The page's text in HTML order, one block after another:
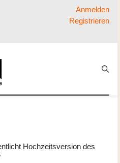
Anmelden
Registrieren
Hochzeitsversion des